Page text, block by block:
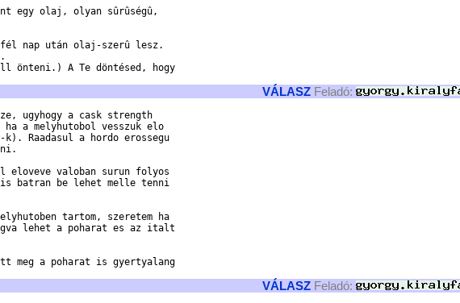
egy olaj, olyan sûrûségû,
fél nap után olaj-szerû lesz.
önteni.) A Te döntésed, hogy
VÁLASZ Feladó:
ugyhogy a cask strength
ha a melyhutobol vesszuk elo
Raadasul a hordo erossegu
eloveve valoban surun folyos
batran be lehet melle tenni
tartom, szeretem ha
lehet a poharat es az italt
meg a poharat is gyertyalang
VÁLASZ Feladó: